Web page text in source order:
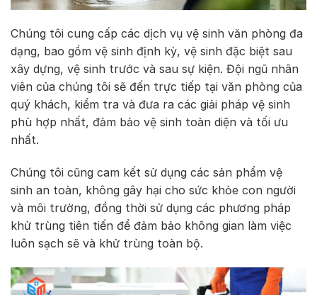
Chúng tôi cung cấp các dịch vụ vệ sinh văn phòng đa
dạng, bao gồm vệ sinh định kỳ, vệ sinh đặc biệt sau
xây dựng, vệ sinh trước và sau sự kiện. Đội ngũ nhân
viên của chúng tôi sẽ đến trực tiếp tại văn phòng của
quý khách, kiểm tra và đưa ra các giải pháp vệ sinh
phù hợp nhất, đảm bảo vệ sinh toàn diện và tối ưu
nhất.
Chúng tôi cũng cam kết sử dụng các sản phẩm vệ
sinh an toàn, không gây hại cho sức khỏe con người
và môi trường, đồng thời sử dụng các phương pháp
khử trùng tiên tiến để đảm bảo không gian làm việc
luôn sạch sẽ và khử trùng toàn bộ.